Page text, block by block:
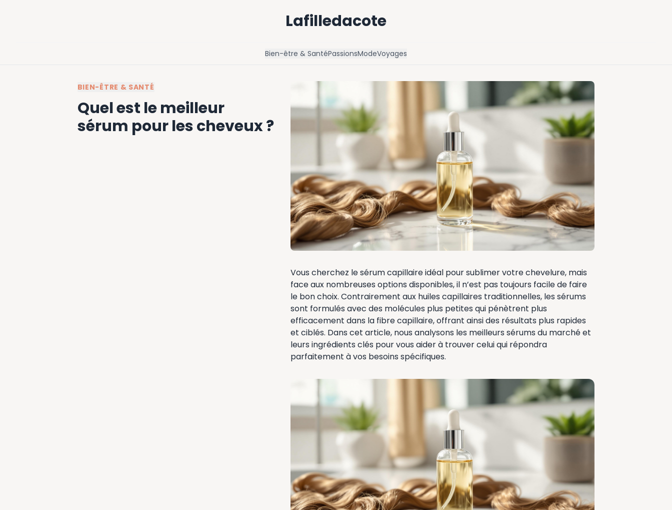
Lafilledacote
Bien-être & SantéPassionsModeVoyages
BIEN-ÊTRE & SANTÉ
Quel est le meilleur
sérum pour les cheveux ?
Vous cherchez le sérum capillaire idéal pour sublimer votre chevelure, mais
face aux nombreuses options disponibles, il n’est pas toujours facile de faire
le bon choix. Contrairement aux huiles capillaires traditionnelles, les sérums
sont formulés avec des molécules plus petites qui pénètrent plus
efficacement dans la fibre capillaire, offrant ainsi des résultats plus rapides
et ciblés. Dans cet article, nous analysons les meilleurs sérums du marché et
leurs ingrédients clés pour vous aider à trouver celui qui répondra
parfaitement à vos besoins spécifiques.